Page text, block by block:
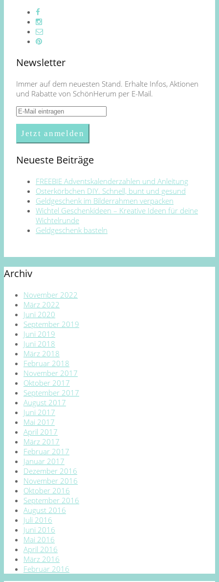
Newsletter
Immer auf dem neuesten Stand. Erhalte Infos, Aktionen
und Rabatte von SchönHerum per E-Mail.
Neueste Beiträge
FREEBIE Adventskalenderzahlen und Anleitung
Osterkörbchen DIY. Schnell, bunt und gesund
Geldgeschenk im Bilderrahmen verpacken
Wichtel Geschenkideen – Kreative Ideen für deine
Wichtelrunde
Geldgeschenk basteln
Archiv
November 2022
März 2022
Juni 2020
September 2019
Juni 2019
Juni 2018
März 2018
Februar 2018
November 2017
Oktober 2017
September 2017
August 2017
Juni 2017
Mai 2017
April 2017
März 2017
Februar 2017
Januar 2017
Dezember 2016
November 2016
Oktober 2016
September 2016
August 2016
Juli 2016
Juni 2016
Mai 2016
April 2016
März 2016
Februar 2016